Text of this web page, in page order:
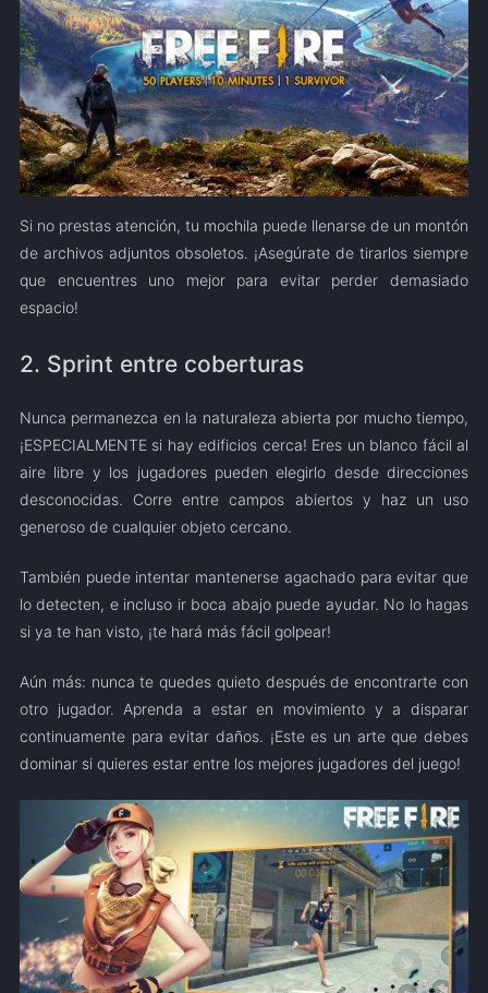
Si no prestas atención, tu mochila puede llenarse de un montón
de archivos adjuntos obsoletos. ¡Asegúrate de tirarlos siempre
que encuentres uno mejor para evitar perder demasiado
espacio!
2. Sprint entre coberturas
Nunca permanezca en la naturaleza abierta por mucho tiempo,
¡ESPECIALMENTE si hay edificios cerca! Eres un blanco fácil al
aire libre y los jugadores pueden elegirlo desde direcciones
desconocidas. Corre entre campos abiertos y haz un uso
generoso de cualquier objeto cercano.
También puede intentar mantenerse agachado para evitar que
lo detecten, e incluso ir boca abajo puede ayudar. No lo hagas
si ya te han visto, ¡te hará más fácil golpear!
Aún más: nunca te quedes quieto después de encontrarte con
otro jugador. Aprenda a estar en movimiento y a disparar
continuamente para evitar daños. ¡Este es un arte que debes
dominar si quieres estar entre los mejores jugadores del juego!